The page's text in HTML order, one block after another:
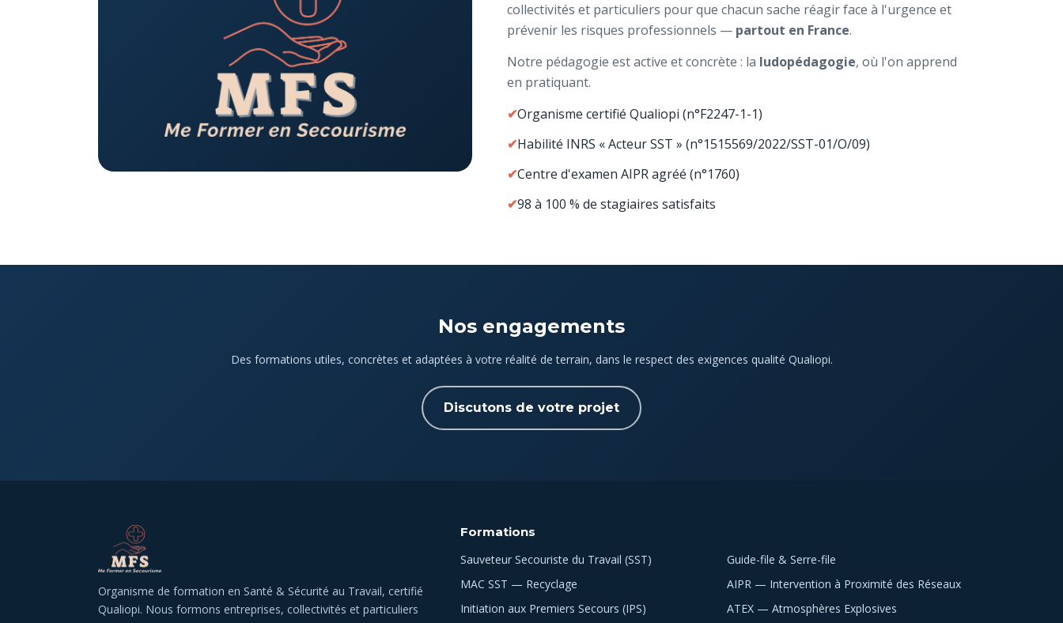
collectivités et particuliers pour que chacun sache réagir face à l'urgence et
prévenir les risques professionnels — partout en France.
Notre pédagogie est active et concrète : la ludopédagogie, où l'on apprend
en pratiquant.
Organisme certifié Qualiopi (n°F2247-1-1)
Habilité INRS « Acteur SST » (n°1515569/2022/SST-01/O/09)
Centre d'examen AIPR agréé (n°1760)
98 à 100 % de stagiaires satisfaits
Nos engagements
Des formations utiles, concrètes et adaptées à votre réalité de terrain, dans le respect des exigences qualité Qualiopi.
Discutons de votre projet
Organisme de formation en Santé & Sécurité au Travail, certifié
Qualiopi. Nous formons entreprises, collectivités et particuliers
Formations
Sauveteur Secouriste du Travail (SST)
MAC SST — Recyclage
Initiation aux Premiers Secours (IPS)
Guide-file & Serre-file
AIPR — Intervention à Proximité des Réseaux
ATEX — Atmosphères Explosives